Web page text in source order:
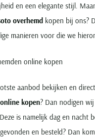
en een elegante stijl.
overhemd kopen bij ons?
manieren voor die we
online kopen
aanbod bekijken en
kopen? Dan nodigen
is namelijk dag en nacht
en besteld? Dan